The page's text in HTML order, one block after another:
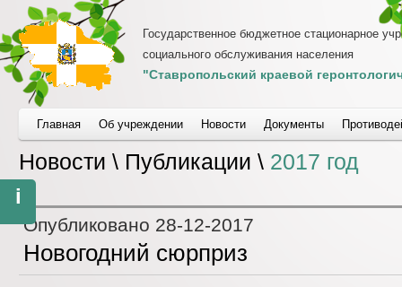
Государственное бюджетное стационарное
социального обслуживания населения
"Ставропольский краевой
i
Главная Об учреждении Новости Документы
Новости \ Публикации \ 2017 год
Опубликовано 28-12-2017
Новогодний сюрприз